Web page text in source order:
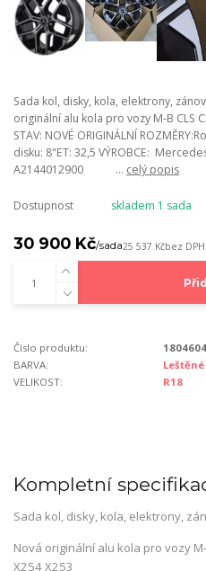
Sada kol, disky, kola, elektrony,
originální alu kola pro vozy M-B CLS
STAV: NOVÉ ORIGINÁLNÍ
disku: 8"ET: 32,5 VÝROBCE:
A2144012900 ... celý popis
Dostupnost skladem 1 sada
30 900 Kč/sada25 537 Kčbez DPH
Číslo produktu:
BARVA:
Leštěné
VELIKOST:
R18
Kompletní
Sada kol, disky, kola, elektrony,
Nová originální alu kola pro vozy
X254 X253